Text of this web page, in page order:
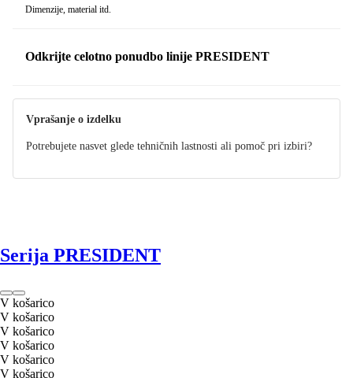
Dimenzije, material itd.
Odkrijte celotno ponudbo linije PRESIDENT
Vprašanje o izdelku
Potrebujete nasvet glede tehničnih lastnosti ali pomoč pri izbiri?
Serija PRESIDENT
V košarico
V košarico
V košarico
V košarico
V košarico
V košarico